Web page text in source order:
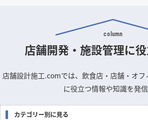
column
店舗開発・施設管理に
店舗設計施工.comでは、飲食店・店舗・オ
に役立つ情報や知識を発信
カテゴリー別に見る